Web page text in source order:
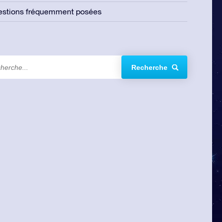
fréquemment posées
Recherche